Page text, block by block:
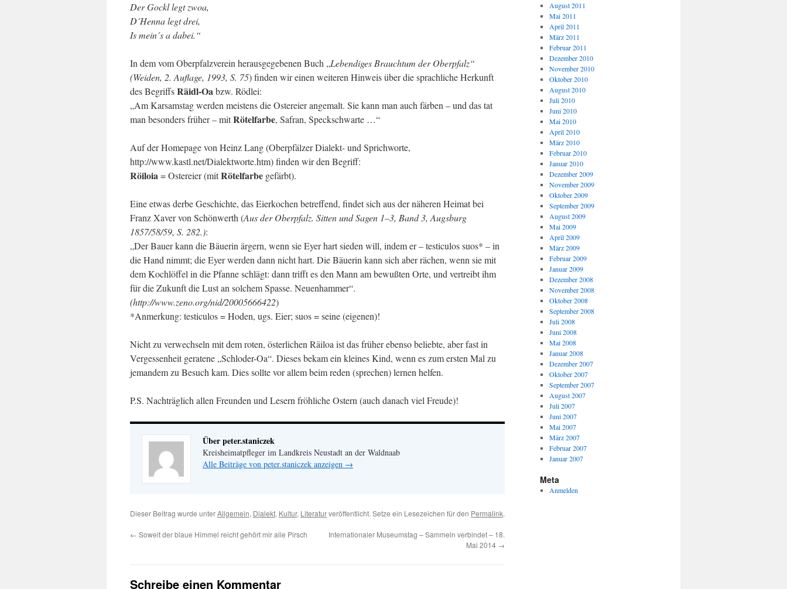
Der Gockl legt zwoa,
D´Henna legt drei,
Is mein´s a dabei.“
In dem vom Oberpfalzverein herausgegebenen Buch „Lebendiges Brauchtum der Oberpfalz“
(Weiden, 2. Auflage, 1993, S. 75) finden wir einen weiteren Hinweis über die sprachliche Herkunft
des BegriffsRäidl-Oabzw. Rödlei:
„Am Karsamstag werden meistens die Ostereier angemalt. Sie kann man auch färben – und das tat
man besonders früher – mitRötelfarbe, Safran, Speckschwarte …“
Auf der Homepage von Heinz Lang (Oberpfälzer Dialekt- und Sprichworte,
http://www.kastl.net/Dialektworte.htm) finden wir den Begriff:
Röiloia= Ostereier (mitRötelfarbe gefärbt).
Eine etwas derbe Geschichte, das Eierkochen betreffend, findet sich aus der näheren Heimat bei
Franz Xaver von Schönwerth (Aus der Oberpfalz. Sitten und Sagen 1–3, Band 3, Augsburg
1857/58/59, S. 282.):
„Der Bauer kann die Bäuerin ärgern, wenn sie Eyer hart sieden will, indem er – testiculos suos* – in
die Hand nimmt; die Eyer werden dann nicht hart. Die Bäuerin kann sich aber rächen, wenn sie mit
dem Kochlöffel in die Pfanne schlägt: dann trifft es den Mann am bewußten Orte, und vertreibt ihm
für die Zukunft die Lust an solchem Spasse. Neuenhammer“.
(http://www.zeno.org/nid/20005666422)
*Anmerkung: testiculos = Hoden, ugs. Eier; suos = seine (eigenen)!
Nicht zu verwechseln mit dem roten, österlichen Räiloa ist das früher ebenso beliebte, aber fast in
Vergessenheit geratene „Schloder-Oa“. Dieses bekam ein kleines Kind, wenn es zum ersten Mal zu
jemandem zu Besuch kam. Dies sollte vor allem beim reden (sprechen) lernen helfen.
P.S. Nachträglich allen Freunden und Lesern fröhliche Ostern (auch danach viel Freude)!
Über peter.staniczek
Kreisheimatpfleger im Landkreis Neustadt an der Waldnaab
Alle Beiträge von peter.staniczek anzeigen →
Dieser Beitrag wurde unterAllgemein, Dialekt, Kultur, Literaturveröffentlicht. Setze ein Lesezeichen für den Permalink.
← Soweit der blaue Himmel reicht gehört mir alle Pirsch
Internationaler Museumstag – Sammeln verbindet – 18.
Mai 2014 →
Schreibe einen Kommentar
August 2011
Mai 2011
April 2011
März 2011
Februar 2011
Dezember 2010
November 2010
Oktober 2010
August 2010
Juli 2010
Juni 2010
Mai 2010
April 2010
März 2010
Februar 2010
Januar 2010
Dezember 2009
November 2009
Oktober 2009
September 2009
August 2009
Mai 2009
April 2009
März 2009
Februar 2009
Januar 2009
Dezember 2008
November 2008
Oktober 2008
September 2008
Juli 2008
Juni 2008
Mai 2008
Januar 2008
Dezember 2007
Oktober 2007
September 2007
August 2007
Juli 2007
Juni 2007
Mai 2007
März 2007
Februar 2007
Januar 2007
Meta
Anmelden